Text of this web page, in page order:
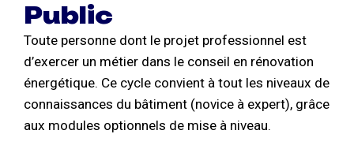
Public
Toute personne dont le projet professionnel est
d’exercer un métier dans le conseil en rénovation
énergétique. Ce cycle convient à tout les niveaux de
connaissances du bâtiment (novice à expert), grâce
aux modules optionnels de mise à niveau.